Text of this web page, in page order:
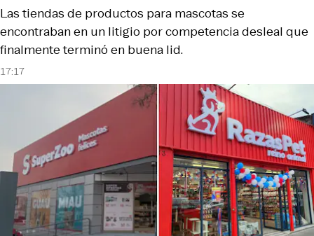
17:17
Las tiendas de productos para mascotas se
encontraban en un litigio por competencia desleal que
finalmente terminó en buena lid.